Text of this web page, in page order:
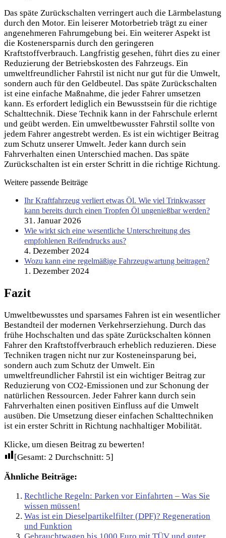
Das späte Zurückschalten verringert auch die Lärmbelastung
durch den Motor. Ein leiserer Motorbetrieb trägt zu einer
angenehmeren Fahrumgebung bei. Ein weiterer Aspekt ist
die Kostenersparnis durch den geringeren
Kraftstoffverbrauch. Langfristig gesehen, führt dies zu einer
Reduzierung der Betriebskosten des Fahrzeugs. Ein
umweltfreundlicher Fahrstil ist nicht nur gut für die Umwelt,
sondern auch für den Geldbeutel. Das späte Zurückschalten
ist eine einfache Maßnahme, die jeder Fahrer umsetzen
kann. Es erfordert lediglich ein Bewusstsein für die richtige
Schalttechnik. Diese Technik kann in der Fahrschule erlernt
und geübt werden. Ein umweltbewusster Fahrstil sollte von
jedem Fahrer angestrebt werden. Es ist ein wichtiger Beitrag
zum Schutz unserer Umwelt. Jeder kann durch sein
Fahrverhalten einen Unterschied machen. Das späte
Zurückschalten ist ein erster Schritt in die richtige Richtung.
Weitere passende Beiträge
Ihr Kraftfahrzeug verliert etwas Öl. Wie viel Trinkwasser
kann bereits durch einen Tropfen Öl ungenießbar werden?
31. Januar 2026
Wie wirkt sich eine wesentliche Unterschreitung des
empfohlenen Reifendrucks aus?
4. Dezember 2024
Wozu kann eine regelmäßige Fahrzeugwartung beitragen?
1. Dezember 2024
Fazit
Umweltbewusstes und sparsames Fahren ist ein wesentlicher
Bestandteil der modernen Verkehrserziehung. Durch das
frühe Hochschalten und das späte Zurückschalten können
Fahrer den Kraftstoffverbrauch erheblich reduzieren. Diese
Techniken tragen nicht nur zur Kosteneinsparung bei,
sondern auch zum Schutz der Umwelt. Ein
umweltfreundlicher Fahrstil ist ein wichtiger Beitrag zur
Reduzierung von CO2-Emissionen und zur Schonung der
natürlichen Ressourcen. Jeder Fahrer kann durch sein
Fahrverhalten einen positiven Einfluss auf die Umwelt
ausüben. Die Umsetzung dieser einfachen Schalttechniken
ist ein erster Schritt in Richtung nachhaltiger Mobilität.
Klicke, um diesen Beitrag zu bewerten!
[Gesamt: 2 Durchschnitt: 5]
Ähnliche Beiträge:
Rechtliche Regeln: Parken vor Einfahrten – Was Sie
wissen müssen!
Was ist ein Dieselpartikelfilter (DPF)? Regeneration
und Funktion